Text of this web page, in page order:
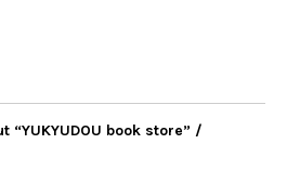
“YUKYUDOU book store” /